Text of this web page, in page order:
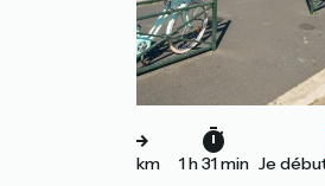
23 km 1 h 31 min Je